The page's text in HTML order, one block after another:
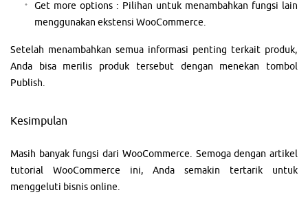
Get more options : Pilihan untuk menambahkan fungsi lain
menggunakan ekstensi WooCommerce.
Setelah menambahkan semua informasi penting terkait produk,
Anda bisa merilis produk tersebut dengan menekan tombol
Publish.
Kesimpulan
Masih banyak fungsi dari WooCommerce. Semoga dengan artikel
tutorial WooCommerce ini, Anda semakin tertarik untuk
menggeluti bisnis online.